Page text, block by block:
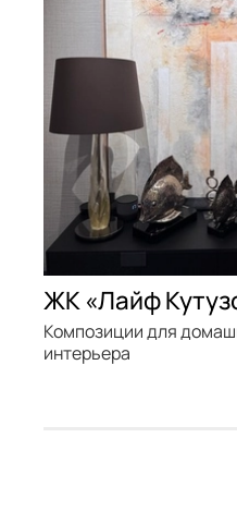
ЖК «Лайф
Композиции для
интерьера